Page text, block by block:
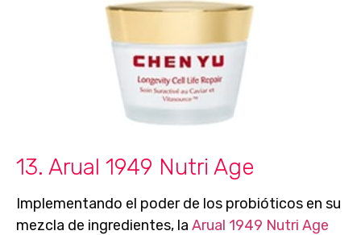
13. Arual 1949 Nutri Age
Implementando el poder de los probióticos en su
mezcla de ingredientes, la Arual 1949 Nutri Age